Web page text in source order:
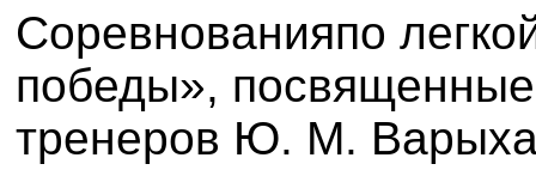
Соревнованияпо
победы»,
тренеров Ю. М.